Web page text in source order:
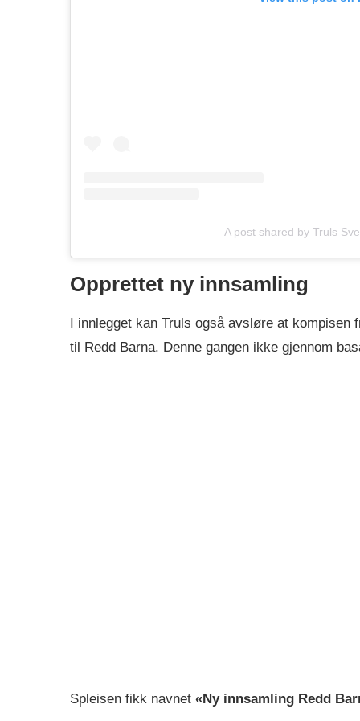
A post shared by Truls
Opprettet ny innsamling
I innlegget kan Truls også avsløre at kompisen
til Redd Barna. Denne gangen ikke gjennom
Spleisen fikk navnet «Ny innsamling Redd